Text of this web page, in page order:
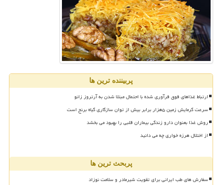
پربیننده ترین ها
ارتباط غذاهای فوق فرآوری شده با احتمال مبتلا شدن به آرتروز زانو
سرعت گرمایش زمین ۵هزار برابر بیش از توان سازگاری گیاه برنج است
روش غذا بعنوان دارو زندگی بیماران قلبی را بهبود می بخشد
از اختلال هرزه خواری چه می دانید
پربحث ترین ها
سفارش های طب ایرانی برای تقویت شیرمادر و سلامت نوزاد